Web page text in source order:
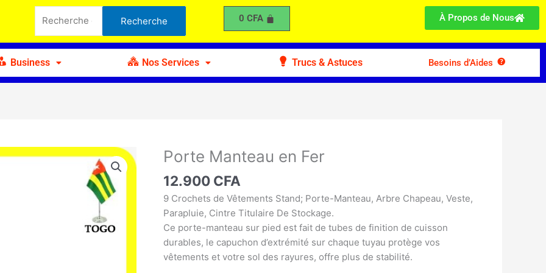
pour :
Recherche 0 CFA À Propos de Nous
Business Nos Services Trucs & Astuces Besoins d’Aides
Porte Manteau en Fer
12.900 CFA
9 Crochets de Vêtements Stand; Porte-Manteau, Arbre Chapeau, Veste,
Parapluie, Cintre Titulaire De Stockage.
Ce porte-manteau sur pied est fait de tubes de finition de cuisson
durables, le capuchon d’extrémité sur chaque tuyau protège vos
vêtements et votre sol des rayures, offre plus de stabilité.
quantité
Porte
Manteau
en
Fer
Manteau